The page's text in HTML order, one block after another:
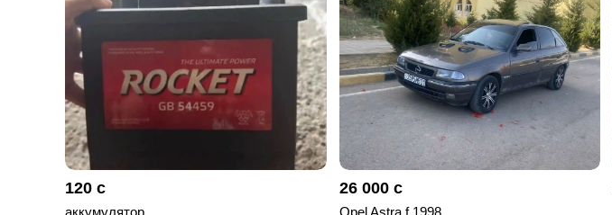
120 с
аккумулятор
26 000 с
Opel Astra f 1998